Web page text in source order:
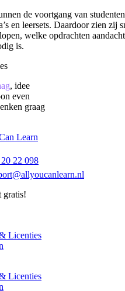
de voortgang van
en leersets. Daardoor zien zij
welke opdrachten
is.
, idee
even
graag
Learn
22 098
gratis!
Licenties
Licenties